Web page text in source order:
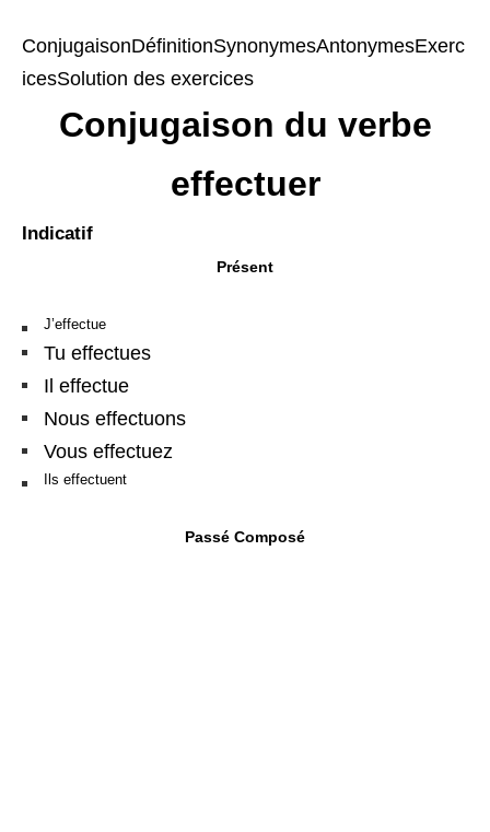
ConjugaisonDéfinitionSynonymesAntonymesExerc
icesSolution des exercices
Conjugaison du verbe
effectuer
Indicatif
Présent
J’effectue
Tu effectues
Il effectue
Nous effectuons
Vous effectuez
Ils effectuent
Passé Composé